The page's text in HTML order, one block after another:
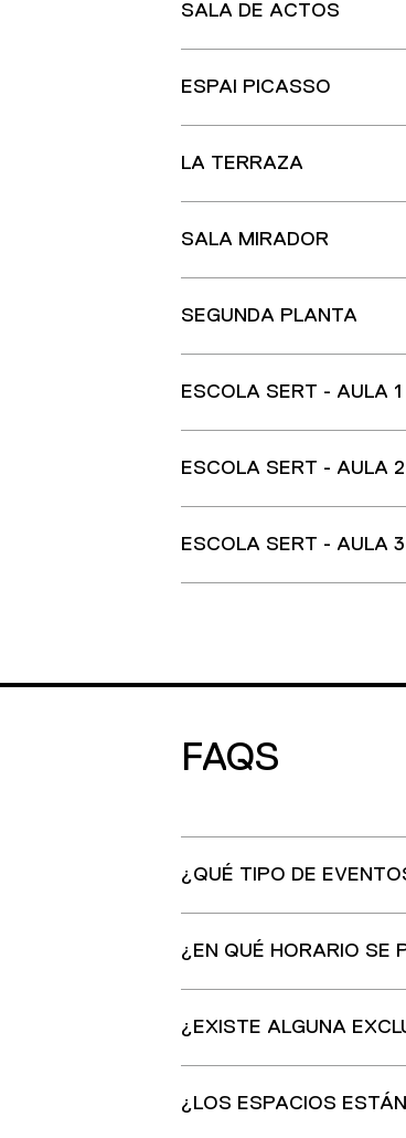
SALA DE ACTOS
ESPAI PICASSO
LA TERRAZA
SALA MIRADOR
SEGUNDA PLANTA
ESCOLA SERT - AULA 1
ESCOLA SERT - AULA 2
ESCOLA SERT - AULA 3
FAQS
¿QUÉ TIPO DE
¿EN QUÉ HORARIO SE
¿EXISTE ALGUNA
¿LOS ESPACIOS